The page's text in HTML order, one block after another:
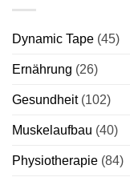
Dynamic Tape (45)
Ernährung (26)
Gesundheit(102)
Muskelaufbau (40)
Physiotherapie (84)